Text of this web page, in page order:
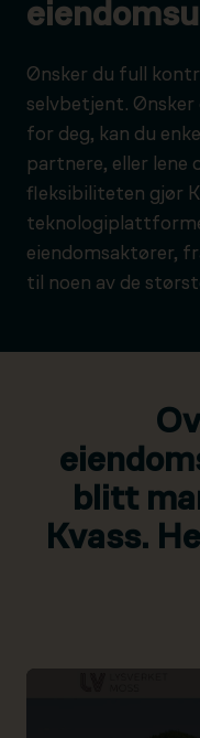
Ønsker du full
selvbetjent. Ønsker
for deg, kan du
partnere, eller lene
fleksibiliteten gjør
eiendomsaktører,
til noen av de
blitt
Kvass.